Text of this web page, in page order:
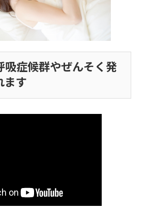
吸症候群やぜんそく発
ます